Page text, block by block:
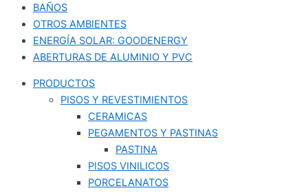
BAÑOS
OTROS AMBIENTES
ENERGÍA SOLAR: GOODENERGY
ABERTURAS DE ALUMINIO Y PVC
PRODUCTOS
PISOS Y REVESTIMIENTOS
CERAMICAS
PEGAMENTOS Y PASTINAS
PASTINA
PISOS VINILICOS
PORCELANATOS